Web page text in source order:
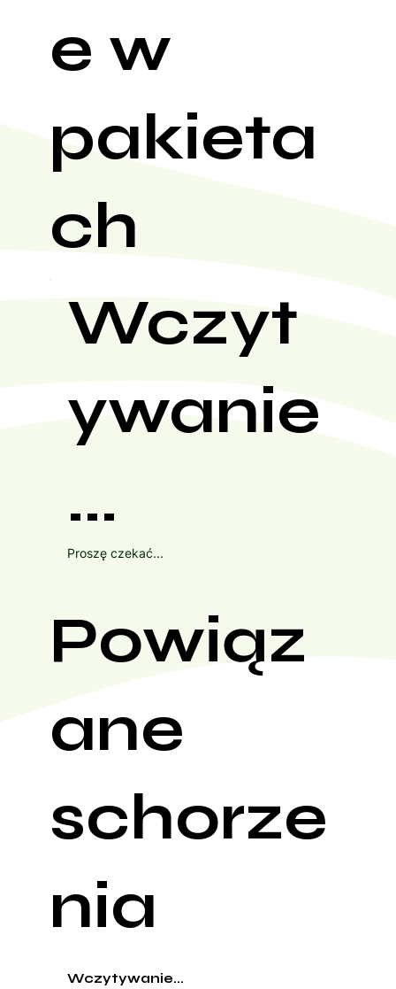
e w
pakieta
ch
Wczyt
ywanie
...
Proszę czekać...
Powiąz
ane
schorze
nia
Wczytywanie...